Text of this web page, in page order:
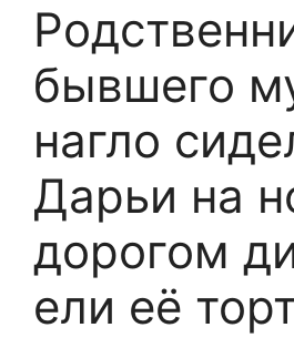
бывшего
нагло
Дарьи на
дорогом
ели её